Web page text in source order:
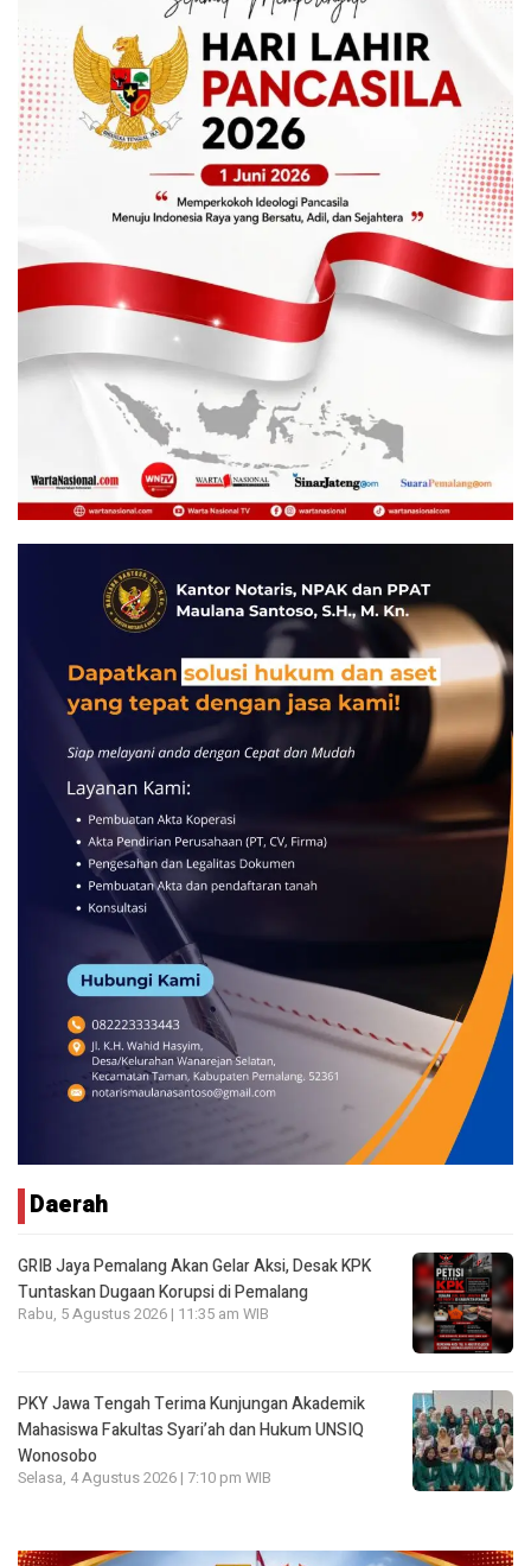
Daerah
GRIB Jaya Pemalang Akan Gelar Aksi, Desak KPK
Tuntaskan Dugaan Korupsi di Pemalang
Rabu, 5 Agustus 2026 | 11:35 am WIB
PKY Jawa Tengah Terima Kunjungan Akademik
Mahasiswa Fakultas Syari’ah dan Hukum UNSIQ
Wonosobo
Selasa, 4 Agustus 2026 | 7:10 pm WIB